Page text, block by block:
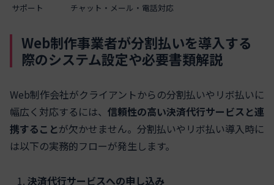
サポート チャット・メール・電話対応
Web制作事業者が分割払いを導入する
際のシステム設定や必要書類解説
Web制作会社がクライアントからの分割払いやリボ払いに
幅広く対応するには、 信頼性の高い決済代行サービスと連
携することが欠かせません。分割払いやリボ払い導入時に
は以下の実務的フローが発生します。
決済代行サービスへの申し込み